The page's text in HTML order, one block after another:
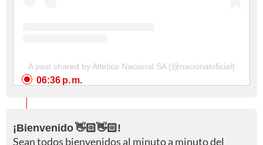
A post shared by Atlético Nacional SA (@nacionaloficial)
06:36 p. m.
¡Bienvenido 👋🏻👋🏻!
Sean todos bienvenidos al minuto a minuto del